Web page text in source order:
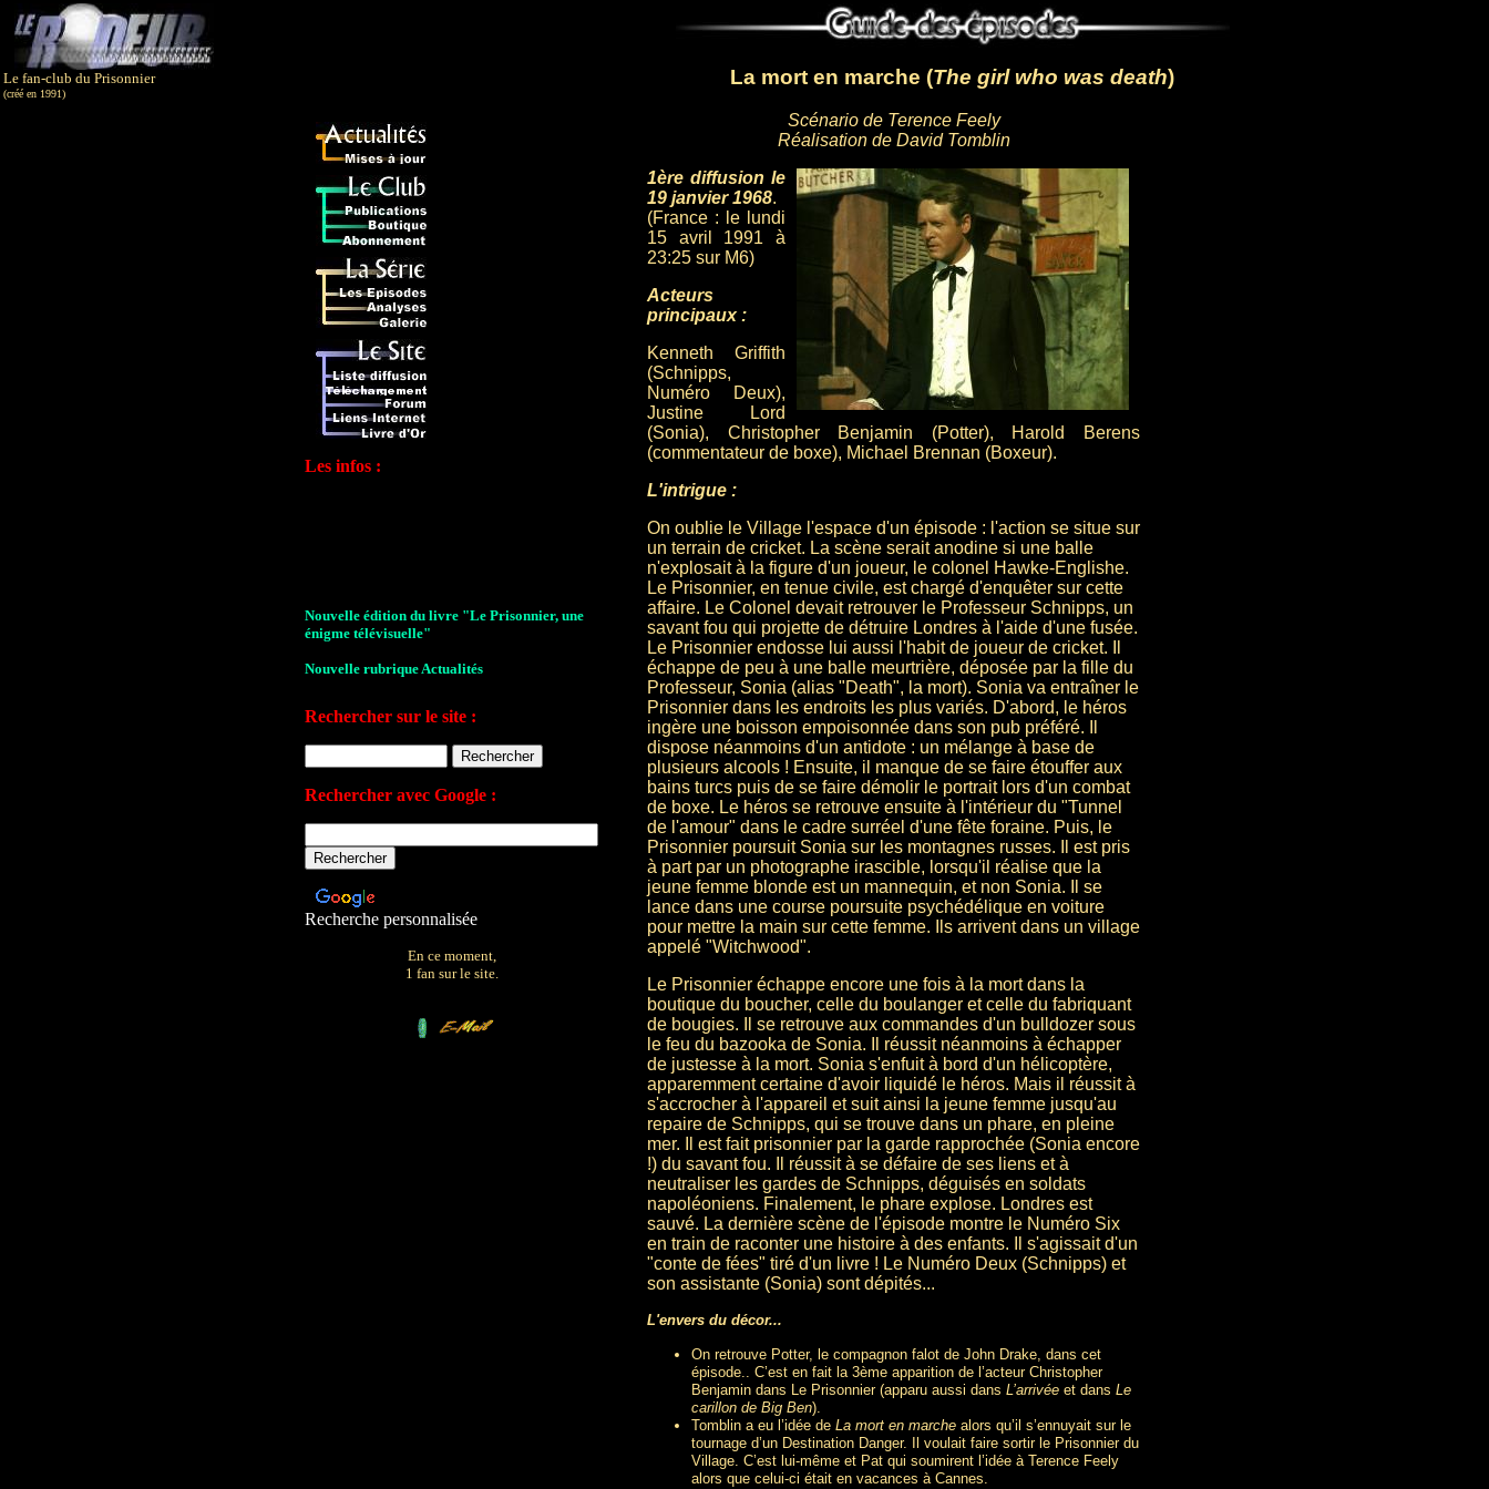
Le fan-club du Prisonnier
(créé en 1991)
La mort en marche (The girl who was death)
Les infos :
Nouvelle édition du livre "Le Prisonnier, une
énigme télévisuelle"
Nouvelle rubrique Actualités
Le plan du site
Votre avis sur le site
Rechercher sur le site :
Rechercher avec Google :
Recherche personnalisée
En ce moment,
1 fan sur le site.
Scénario de Terence Feely
Réalisation de David Tomblin
1ère diffusion le
19 janvier 1968.
(France : le lundi
15 avril 1991 à
23:25 sur M6)
Acteurs
principaux :
Kenneth Griffith
(Schnipps,
Numéro Deux),
Justine Lord
(Sonia), Christopher Benjamin (Potter), Harold Berens
(commentateur de boxe), Michael Brennan (Boxeur).
L'intrigue :
On oublie le Village l'espace d'un épisode : l'action se situe sur
un terrain de cricket. La scène serait anodine si une balle
n'explosait à la figure d'un joueur, le colonel Hawke-Englishe.
Le Prisonnier, en tenue civile, est chargé d'enquêter sur cette
affaire. Le Colonel devait retrouver le Professeur Schnipps, un
savant fou qui projette de détruire Londres à l'aide d'une fusée.
Le Prisonnier endosse lui aussi l'habit de joueur de cricket. Il
échappe de peu à une balle meurtrière, déposée par la fille du
Professeur, Sonia (alias "Death", la mort). Sonia va entraîner le
Prisonnier dans les endroits les plus variés. D'abord, le héros
ingère une boisson empoisonnée dans son pub préféré. Il
dispose néanmoins d'un antidote : un mélange à base de
plusieurs alcools ! Ensuite, il manque de se faire étouffer aux
bains turcs puis de se faire démolir le portrait lors d'un combat
de boxe. Le héros se retrouve ensuite à l'intérieur du "Tunnel
de l'amour" dans le cadre surréel d'une fête foraine. Puis, le
Prisonnier poursuit Sonia sur les montagnes russes. Il est pris
à part par un photographe irascible, lorsqu'il réalise que la
jeune femme blonde est un mannequin, et non Sonia. Il se
lance dans une course poursuite psychédélique en voiture
pour mettre la main sur cette femme. Ils arrivent dans un village
appelé "Witchwood".
Le Prisonnier échappe encore une fois à la mort dans la
boutique du boucher, celle du boulanger et celle du fabriquant
de bougies. Il se retrouve aux commandes d'un bulldozer sous
le feu du bazooka de Sonia. Il réussit néanmoins à échapper
de justesse à la mort. Sonia s'enfuit à bord d'un hélicoptère,
apparemment certaine d'avoir liquidé le héros. Mais il réussit à
s'accrocher à l'appareil et suit ainsi la jeune femme jusqu'au
repaire de Schnipps, qui se trouve dans un phare, en pleine
mer. Il est fait prisonnier par la garde rapprochée (Sonia encore
!) du savant fou. Il réussit à se défaire de ses liens et à
neutraliser les gardes de Schnipps, déguisés en soldats
napoléoniens. Finalement, le phare explose. Londres est
sauvé. La dernière scène de l'épisode montre le Numéro Six
en train de raconter une histoire à des enfants. Il s'agissait d'un
"conte de fées" tiré d'un livre ! Le Numéro Deux (Schnipps) et
son assistante (Sonia) sont dépités...
L'envers du décor...
On retrouve Potter, le compagnon falot de John Drake, dans cet
épisode.. C’est en fait la 3ème apparition de l’acteur Christopher
Benjamin dans Le Prisonnier (apparu aussi dans L’arrivée et dans Le
carillon de Big Ben).
Tomblin a eu l’idée de La mort en marche alors qu’il s’ennuyait sur le
tournage d’un Destination Danger. Il voulait faire sortir le Prisonnier du
Village. C’est lui-même et Pat qui soumirent l’idée à Terence Feely
alors que celui-ci était en vacances à Cannes.